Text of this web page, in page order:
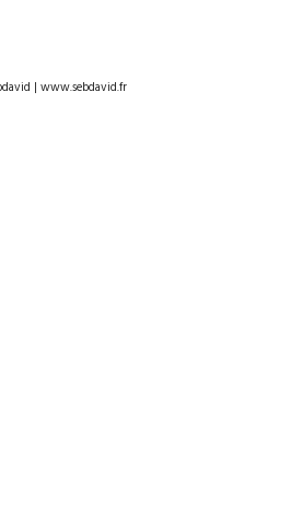
| www.sebdavid.fr